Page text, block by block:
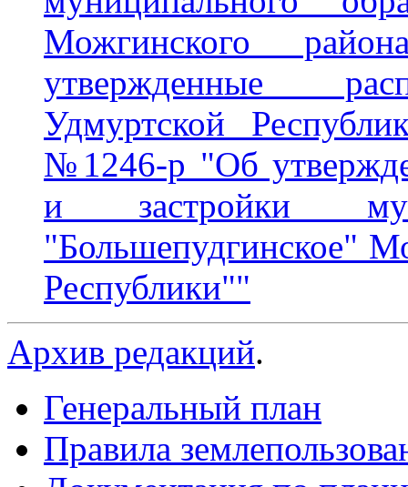
Можгинского
утвержденные
Удмуртской
№1246-р "Об
и застройки
"Большепудгинское"
Республики""
Архив редакций.
Генеральный план
Правила